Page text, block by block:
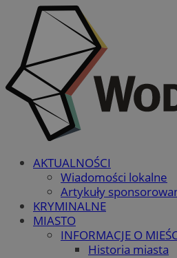
AKTUALNOŚCI
Wiadomości lokalne
Artykuły
KRYMINALNE
MIASTO
INFORMACJE O
Historia miasta